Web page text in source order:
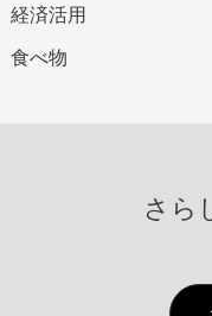
経済活用
食べ物
さら